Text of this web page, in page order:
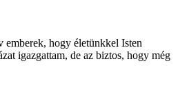
emberek, hogy életünkkel Isten
igazgattam, de az biztos, hogy még